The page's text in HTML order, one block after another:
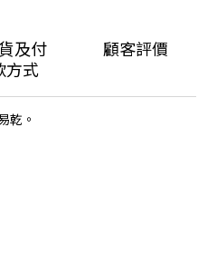
及付
方式
顧客評價
乾。